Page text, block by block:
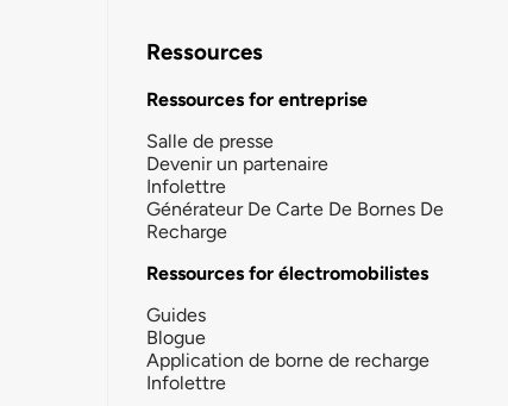
Ressources
Ressources for entreprise
Salle de presse
Devenir un partenaire
Infolettre
Générateur De Carte De Bornes De
Recharge
Ressources for électromobilistes
Guides
Blogue
Application de borne de recharge
Infolettre